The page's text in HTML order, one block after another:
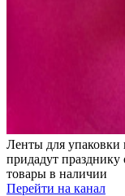
Ленты для упаковки
придадут
товары в наличии
Перейти на канал